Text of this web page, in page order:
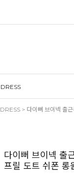
DRESS
DRESS > 다이뻐 브이넥 출
다이뻐 브이넥 출
프릴 도트 쉬폰 롱